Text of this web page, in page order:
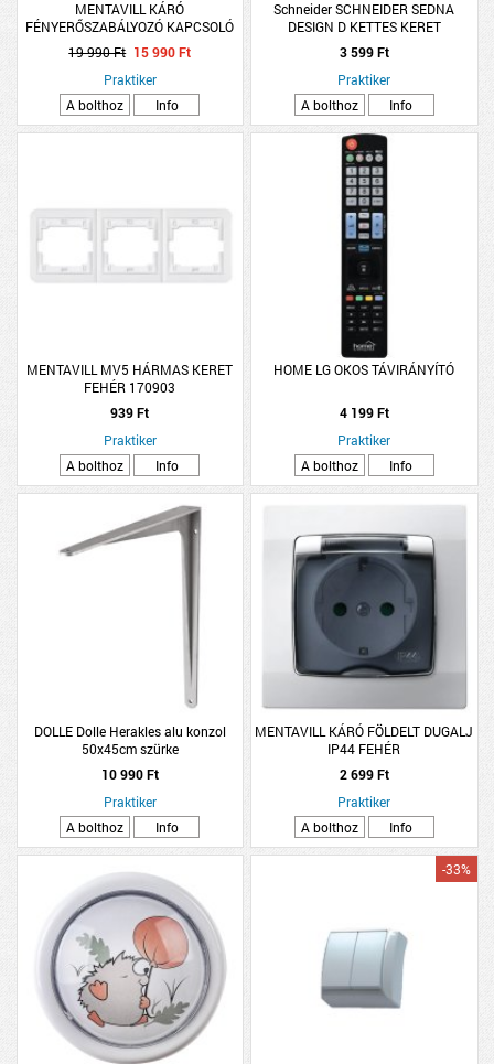
MENTAVILL KÁRÓ
FÉNYERŐSZABÁLYOZÓ KAPCSOLÓ
LEDHEZ FEHÉR
19 990 Ft 15 990 Ft
Praktiker
A bolthoz
Info
Schneider SCHNEIDER SEDNA
DESIGN D KETTES KERET
UNIVERZÁLIS ANTRACIT
3 599 Ft
Praktiker
A bolthoz
Info
MENTAVILL MV5 HÁRMAS KERET
FEHÉR 170903
939 Ft
Praktiker
A bolthoz
Info
HOME LG OKOS TÁVIRÁNYÍTÓ
4 199 Ft
Praktiker
A bolthoz
Info
DOLLE Dolle Herakles alu konzol
50x45cm szürke
10 990 Ft
Praktiker
A bolthoz
Info
MENTAVILL KÁRÓ FÖLDELT DUGALJ
IP44 FEHÉR
2 699 Ft
Praktiker
A bolthoz
Info
-33%